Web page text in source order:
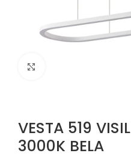
VESTA 519
3000K BELA